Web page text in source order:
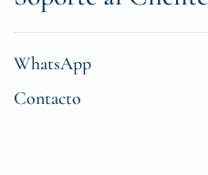
WhatsApp
Contacto